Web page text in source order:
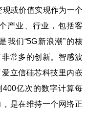
或价值实现作为一个
产业、行业，包括客
我们“5G新浪潮”的核
常多的创新。智感波
立信硅芯科技里内嵌
亿次的数字计算每
是在维持一个网络正